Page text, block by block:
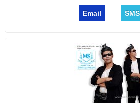
Email SMS